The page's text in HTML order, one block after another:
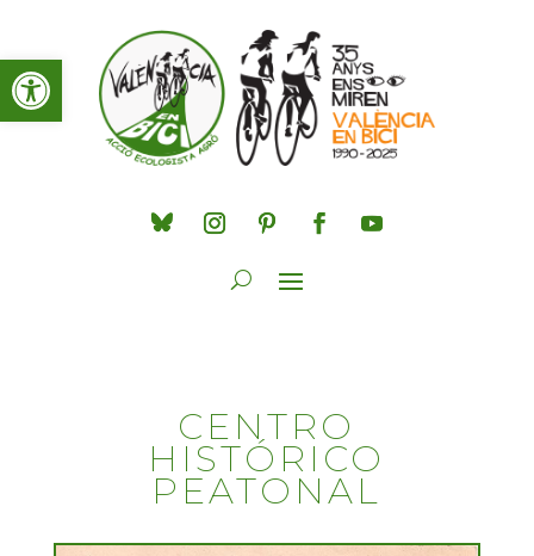
Obre la barra d'eines
CENTRO
HISTÓRICO
PEATONAL